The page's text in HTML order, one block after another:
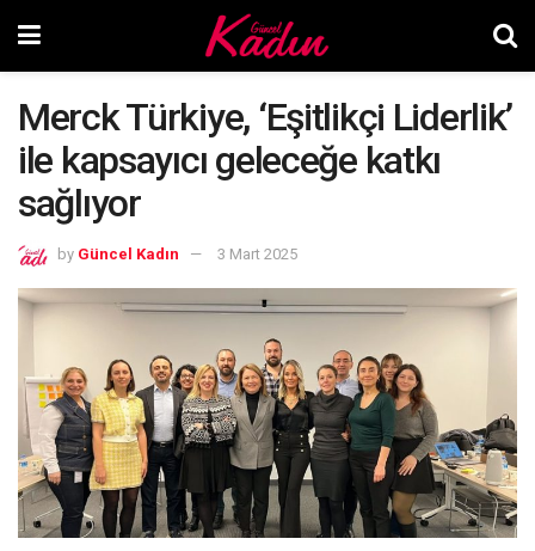
Merck Türkiye, ‘Eşitlikçi Liderlik’
ile kapsayıcı geleceğe katkı
sağlıyor
by Güncel Kadın 3 Mart 2025